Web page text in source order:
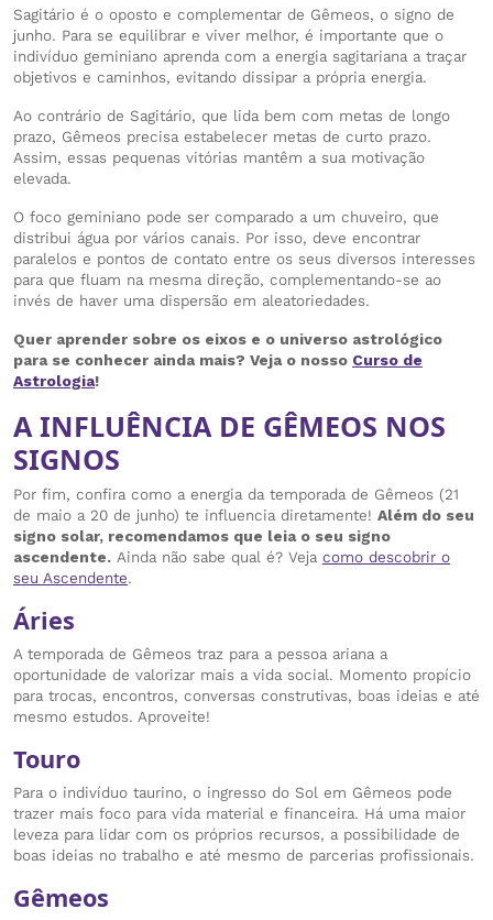
Sagitário é o oposto e complementar de Gêmeos, o signo de
junho. Para se equilibrar e viver melhor, é importante que o
indivíduo geminiano aprenda com a energia sagitariana a traçar
objetivos e caminhos, evitando dissipar a própria energia.
Ao contrário de Sagitário, que lida bem com metas de longo
prazo, Gêmeos precisa estabelecer metas de curto prazo.
Assim, essas pequenas vitórias mantêm a sua motivação
elevada.
O foco geminiano pode ser comparado a um chuveiro, que
distribui água por vários canais. Por isso, deve encontrar
paralelos e pontos de contato entre os seus diversos interesses
para que fluam na mesma direção, complementando-se ao
invés de haver uma dispersão em aleatoriedades.
Quer aprender sobre os eixos e o universo astrológico
para se conhecer ainda mais? Veja o nosso Curso de
Astrologia!
A INFLUÊNCIA DE GÊMEOS NOS
SIGNOS
Por fim, confira como a energia da temporada de Gêmeos (21
de maio a 20 de junho) te influencia diretamente! Além do seu
signo solar, recomendamos que leia o seu signo
ascendente. Ainda não sabe qual é? Veja como descobrir o
seu Ascendente.
Áries
A temporada de Gêmeos traz para a pessoa ariana a
oportunidade de valorizar mais a vida social. Momento propício
para trocas, encontros, conversas construtivas, boas ideias e até
mesmo estudos. Aproveite!
Touro
Para o indivíduo taurino, o ingresso do Sol em Gêmeos pode
trazer mais foco para vida material e financeira. Há uma maior
leveza para lidar com os próprios recursos, a possibilidade de
boas ideias no trabalho e até mesmo de parcerias profissionais.
Gêmeos